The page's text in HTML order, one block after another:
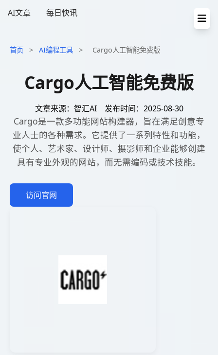
AI文章 每日快讯
首页 > AI编程工具 > Cargo人工智能免费版
Cargo人工智能免费版
文章来源：智汇AI 发布时间：2025-08-30
Cargo是一款多功能网站构建器，旨在满足创意专
业人士的各种需求。它提供了一系列特性和功能，
使个人、艺术家、设计师、摄影师和企业能够创建
具有专业外观的网站，而无需编码或技术技能。
访问官网